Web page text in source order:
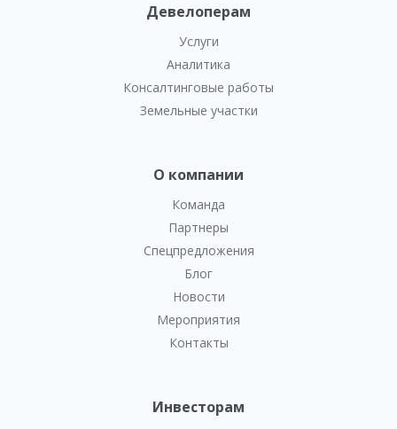
Девелоперам
Услуги
Аналитика
Консалтинговые работы
Земельные участки
О компании
Команда
Партнеры
Спецпредложения
Блог
Новости
Мероприятия
Контакты
Инвесторам